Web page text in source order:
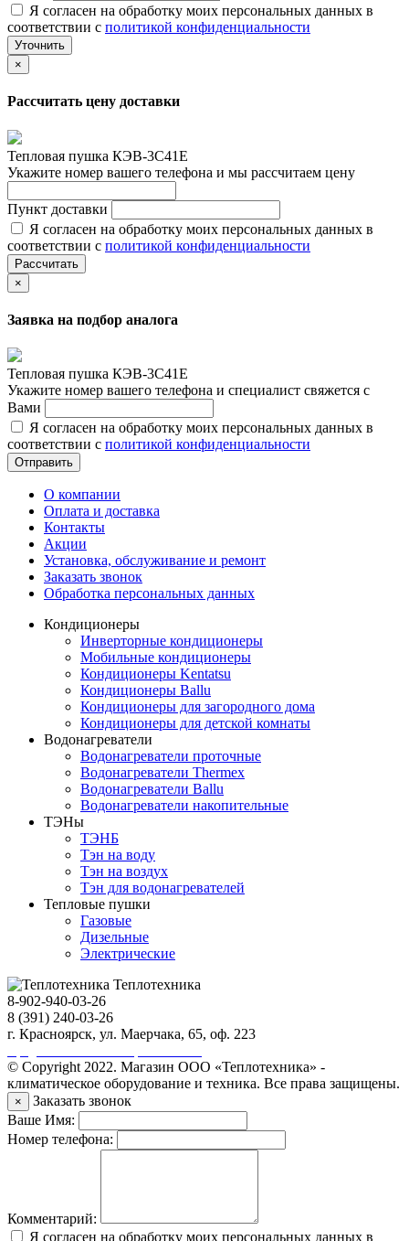
Я согласен на обработку моих персональных данных в
соответствии с политикой конфиденциальности
Уточнить
×
Рассчитать цену доставки
Тепловая пушка КЭВ-3С41Е
Укажите номер вашего телефона и мы рассчитаем цену
Пункт доставки
Я согласен на обработку моих персональных данных в
соответствии с политикой конфиденциальности
Рассчитать
×
Заявка на подбор аналога
Тепловая пушка КЭВ-3С41Е
Укажите номер вашего телефона и специалист свяжется с
Вами
Я согласен на обработку моих персональных данных в
соответствии с политикой конфиденциальности
Отправить
О компании
Оплата и доставка
Контакты
Акции
Установка, обслуживание и ремонт
Заказать звонок
Обработка персональных данных
Кондиционеры
Инверторные кондиционеры
Мобильные кондиционеры
Кондиционеры Kentatsu
Кондиционеры Ballu
Кондиционеры для загородного дома
Кондиционеры для детской комнаты
Водонагреватели
Водонагреватели проточные
Водонагреватели Thermex
Водонагреватели Ballu
Водонагреватели накопительные
ТЭНы
ТЭНБ
Тэн на воду
Тэн на воздух
Тэн для водонагревателей
Тепловые пушки
Газовые
Дизельные
Электрические
Теплотехника
8-902-940-03-26
8 (391) 240-03-26
г. Красноярск, ул. Маерчака, 65, оф. 223
© Copyright 2022. Магазин ООО «Теплотехника» -
климатическое оборудование и техника. Все права защищены.
×
Заказать звонок
Ваше Имя:
Номер телефона:
Комментарий:
Я согласен на обработку моих персональных данных в